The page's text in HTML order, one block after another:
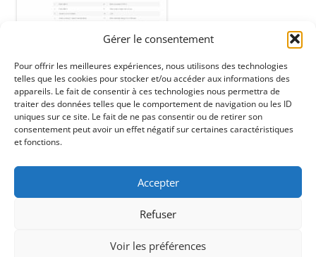
Gérer le consentement
Pour offrir les meilleures expériences, nous utilisons des technologies
telles que les cookies pour stocker et/ou accéder aux informations des
appareils. Le fait de consentir à ces technologies nous permettra de
traiter des données telles que le comportement de navigation ou les ID
uniques sur ce site. Le fait de ne pas consentir ou de retirer son
consentement peut avoir un effet négatif sur certaines caractéristiques
et fonctions.
Accepter
Refuser
Voir les préférences
ENTREZ UN PN# OU UNE MARQUE ICI / SEARCHBAR